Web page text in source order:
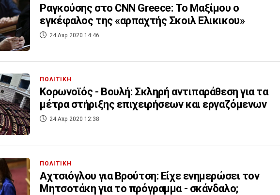
Ραγκούσης στο CNN Greece: Το Μαξίμου ο
εγκέφαλος της «αρπαχτής Σκοιλ Ελικικου»
24 Απρ 2020 14:46
ΠΟΛΙΤΙΚΗ
Κορωνοϊός - Βουλή: Σκληρή αντιπαράθεση για τα
μέτρα στήριξης επιχειρήσεων και εργαζόμενων
24 Απρ 2020 12:38
ΠΟΛΙΤΙΚΗ
Αχτσιόγλου για Βρούτση: Είχε ενημερώσει τον
Μητσοτάκη για το πρόγραμμα - σκάνδαλο;